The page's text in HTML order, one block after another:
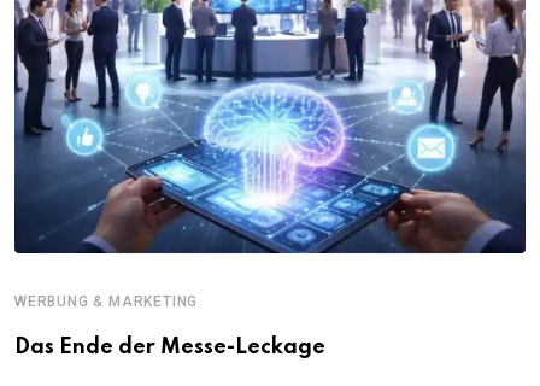
WERBUNG & MARKETING
Das Ende der Messe-Leckage